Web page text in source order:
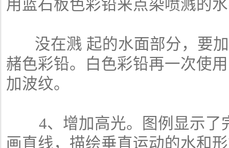
用蓝石板色彩铅来点染喷溅的
没在溅 起的水面部分，要加
赭色彩铅。白色彩铅再一次使
加波纹。
4、增加高光。图例显示了
画直线，描绘垂直运动的水和